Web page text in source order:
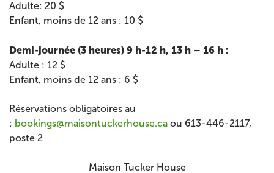
Adulte: 20 $
Enfant, moins de 12 ans : 10 $
Demi-journée (3 heures) 9 h-12 h, 13 h – 16 h :
Adulte : 12 $
Enfant, moins de 12 ans : 6 $
Réservations obligatoires au
: bookings@maisontuckerhouse.ca ou 613-446-2117,
poste 2
Maison Tucker House